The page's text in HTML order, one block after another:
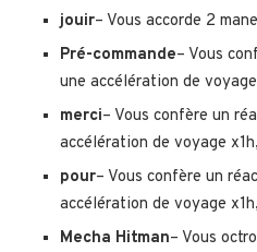
jouir– Vous accorde 2
Pré-commande– Vous
une accélération de
merci– Vous confère un
accélération de voyage
pour– Vous confère un
accélération de voyage
Mecha Hitman– Vous